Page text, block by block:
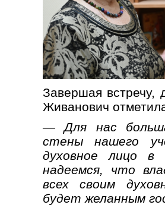
Завершая встречу,
Живанович
— Для нас
стены нашего
духовное лицо
надеемся, что
всех своим
будет желанным